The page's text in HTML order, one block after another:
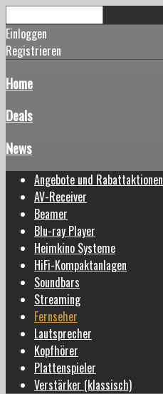
Einloggen
Registrieren
Home
Deals
News
Angebote und Rabattaktionen
AV-Receiver
Beamer
Blu-ray Player
Heimkino Systeme
HiFi-Kompaktanlagen
Soundbars
Streaming
Fernseher
Lautsprecher
Kopfhörer
Plattenspieler
Verstärker (klassisch)